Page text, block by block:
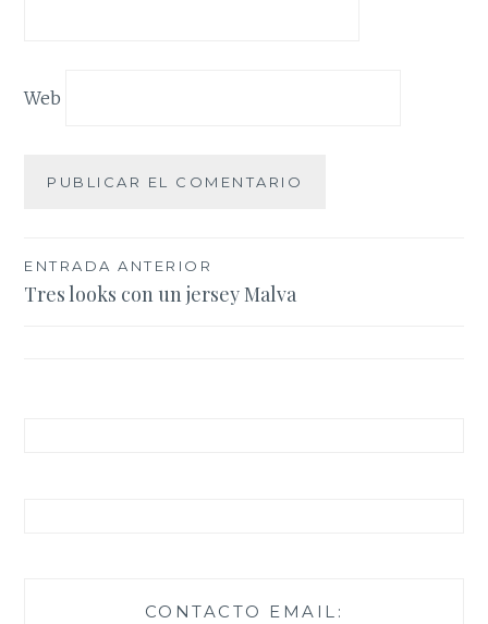
Web
Navegación
de
ENTRADA ANTERIOR
Tres looks con un jersey Malva
CONTACTO EMAIL: